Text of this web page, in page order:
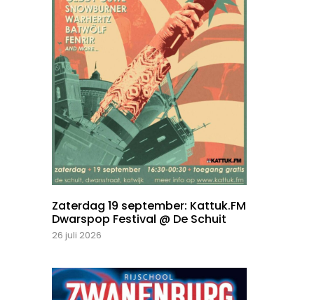
Zaterdag 19 september: Kattuk.FM
Dwarspop Festival @ De Schuit
26 juli 2026